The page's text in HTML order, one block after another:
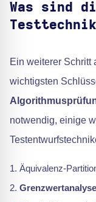
Was sind
Ein weiterer Schritt
wichtigsten
notwendig, einige
Äquivalenz-
Grenzwertanalyse